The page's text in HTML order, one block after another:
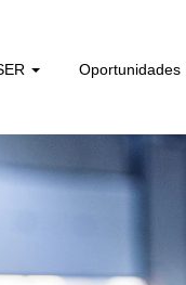
Oportunidades